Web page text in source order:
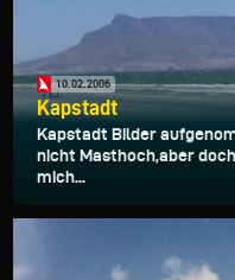
10.02.2006
Kapstadt
Kapstadt Bilder
nicht Masthoch,aber
mich...